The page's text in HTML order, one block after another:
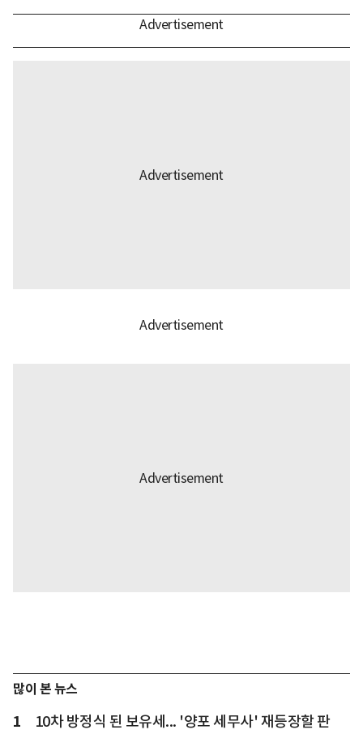
많이 본 뉴스
1 10차 방정식 된 보유세... '양포 세무사' 재등장할 판